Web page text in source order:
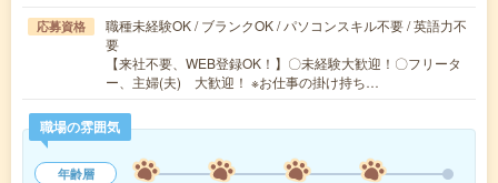
応募資格
職種未経験OK / ブランクOK / パソコンスキル不要 / 英語力不
要
【来社不要、WEB登録OK！】〇未経験大歓迎！〇フリータ
ー、主婦(夫) 大歓迎！ ※お仕事の掛け持ち…
職場の雰囲気
年齢層